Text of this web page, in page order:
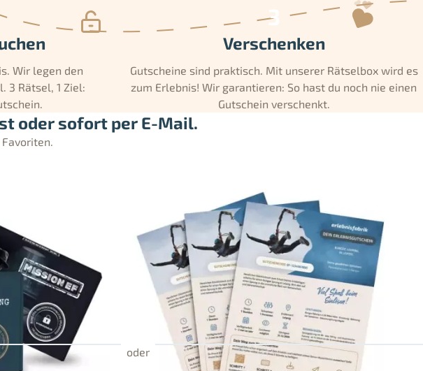
Wir legen den
3 Rätsel, 1 Ziel:
Verschenken
Gutscheine sind praktisch. Mit unserer Rätselbox wird es
zum Erlebnis! Wir garantieren: So hast du noch nie einen
Gutschein verschenkt.
oder sofort per E-Mail.